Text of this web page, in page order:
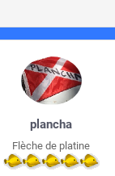
plancha
Flèche de platine